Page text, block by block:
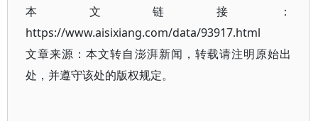
本文链接：
https://www.aisixiang.com/data/93917.html
文章来源：本文转自澎湃新闻，转载请注明原始出
处，并遵守该处的版权规定。